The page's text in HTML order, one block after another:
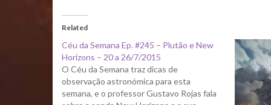
Related
Céu da Semana Ep. #245 – Plutão e New
Horizons – 20 a 26/7/2015
O Céu da Semana traz dicas de
observação astronómica para esta
semana, e o professor Gustavo Rojas fala